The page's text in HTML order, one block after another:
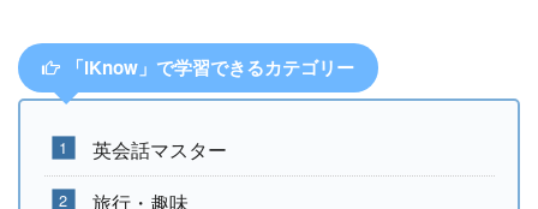
「iKnow」で学習できるカテゴリー
英会話マスター
旅行・趣味